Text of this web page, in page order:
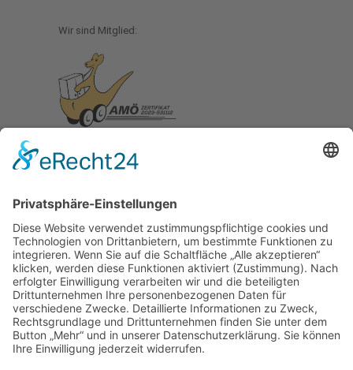
Wir sind Mitglied:
© 2022 Zack GmbH
Impressum
HGB AGB